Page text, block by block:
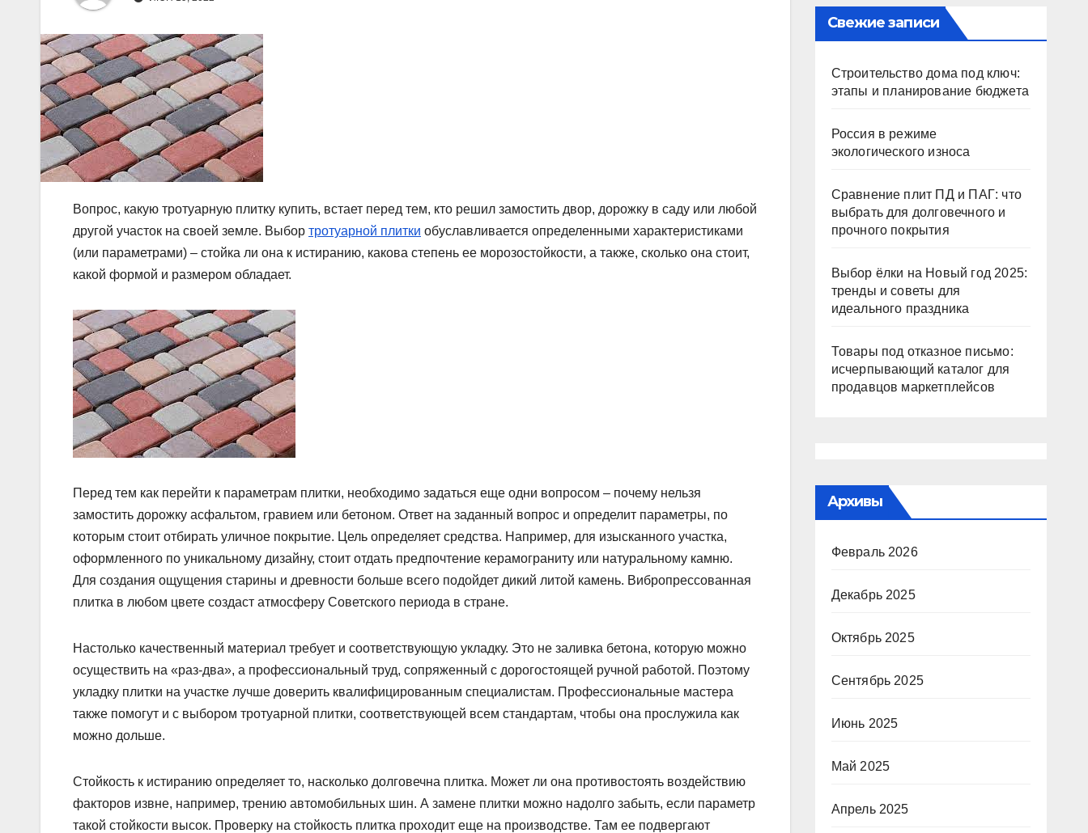
Вопрос, какую тротуарную плитку купить, встает перед тем, кто решил замостить двор, дорожку в саду или любой
другой участок на своей земле. Выбор тротуарной плитки обуславливается определенными характеристиками
(или параметрами) – стойка ли она к истиранию, какова степень ее морозостойкости, а также, сколько она стоит,
какой формой и размером обладает.
Перед тем как перейти к параметрам плитки, необходимо задаться еще одни вопросом – почему нельзя
замостить дорожку асфальтом, гравием или бетоном. Ответ на заданный вопрос и определит параметры, по
которым стоит отбирать уличное покрытие. Цель определяет средства. Например, для изысканного участка,
оформленного по уникальному дизайну, стоит отдать предпочтение керамограниту или натуральному камню.
Для создания ощущения старины и древности больше всего подойдет дикий литой камень. Вибропрессованная
плитка в любом цвете создаст атмосферу Советского периода в стране.
Настолько качественный материал требует и соответствующую укладку. Это не заливка бетона, которую можно
осуществить на «раз-два», а профессиональный труд, сопряженный с дорогостоящей ручной работой. Поэтому
укладку плитки на участке лучше доверить квалифицированным специалистам. Профессиональные мастера
также помогут и с выбором тротуарной плитки, соответствующей всем стандартам, чтобы она прослужила как
можно дольше.
Стойкость к истиранию определяет то, насколько долговечна плитка. Может ли она противостоять воздействию
факторов извне, например, трению автомобильных шин. А замене плитки можно надолго забыть, если параметр
такой стойкости высок. Проверку на стойкость плитка проходит еще на производстве. Там ее подвергают
Свежие записи
Строительство дома под ключ:
этапы и планирование бюджета
Россия в режиме
экологического износа
Сравнение плит ПД и ПАГ: что
выбрать для долговечного и
прочного покрытия
Выбор ёлки на Новый год 2025:
тренды и советы для
идеального праздника
Товары под отказное письмо:
исчерпывающий каталог для
продавцов маркетплейсов
Архивы
Февраль 2026
Декабрь 2025
Октябрь 2025
Сентябрь 2025
Июнь 2025
Май 2025
Апрель 2025